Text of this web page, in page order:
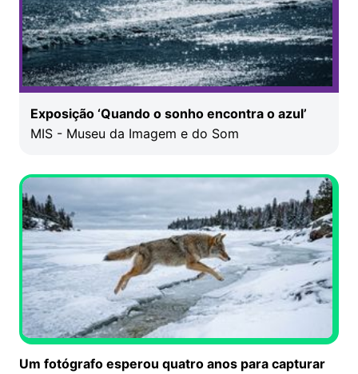
Exposição ‘Quando o sonho encontra o azul’
MIS - Museu da Imagem e do Som
Um fotógrafo esperou quatro anos para capturar